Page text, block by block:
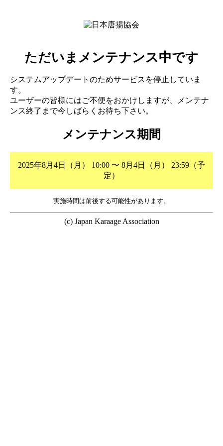
ただいまメンテナンス中です
システムアップデートのためサービスを停止していま
す。
ユーザーの皆様にはご不便をおかけしますが、メンテナ
ンス終了まで今しばらくお待ち下さい。
メンテナンス期間
2025年8月4日（月） 10:00 〜 8月4日（月） 23:59（予
定）
実施時間は前後する可能性があります。
(c) Japan Karaage Association